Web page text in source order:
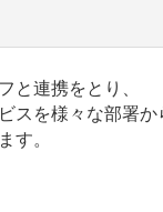
す。
だけ
うぞ
しま
と連携をとり、
スを様々な部署か
す。